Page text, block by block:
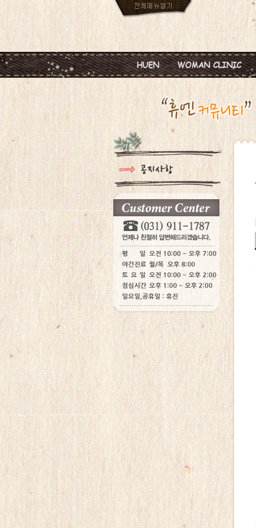
진료안내
병원둘러보기
찾아오시는길
피임
월경이상
갱년기 및 폐경
여성성형